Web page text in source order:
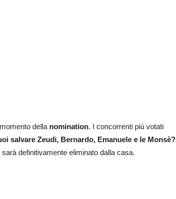
della nomination. I concorrenti più votati
salvare Zeudi, Bernardo, Emanuele e le Monsè?
definitivamente eliminato dalla casa.